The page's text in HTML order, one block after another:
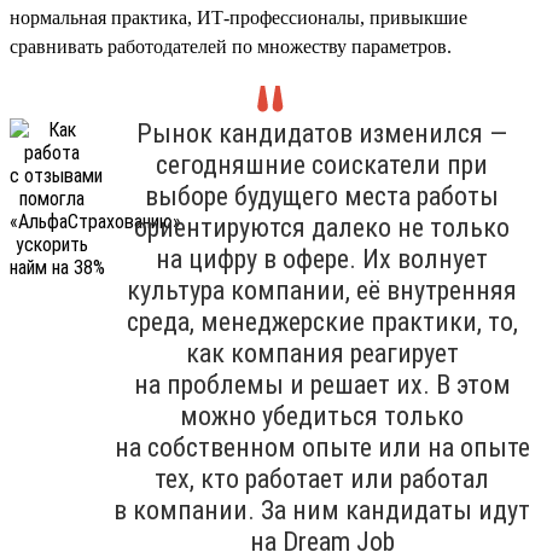
нормальная практика, ИТ-профессионалы, привыкшие
сравнивать работодателей по множеству параметров.
Рынок кандидатов изменился —
сегодняшние соискатели при
выборе будущего места работы
ориентируются далеко не только
на цифру в офере. Их волнует
культура компании, её внутренняя
среда, менеджерские практики, то,
как компания реагирует
на проблемы и решает их. В этом
можно убедиться только
на собственном опыте или на опыте
тех, кто работает или работал
в компании. За ним кандидаты идут
на Dream Job